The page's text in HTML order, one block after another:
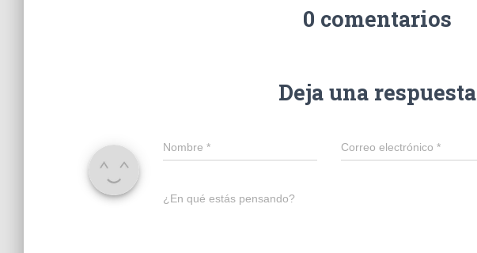
0 comentarios
Deja una respuesta
Nombre * Correo electrónico*
¿En qué estás pensando?